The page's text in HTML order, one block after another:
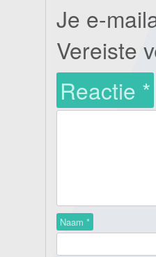
Je e-
Vereiste
Reactie *
Naam *